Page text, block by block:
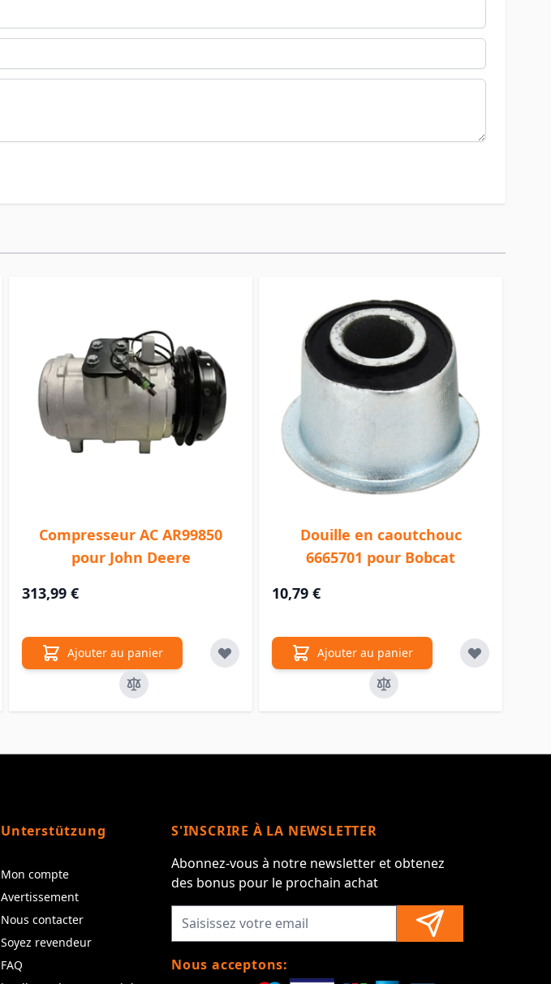
Compresseur AC AR99850
pour John Deere
313,99 €
Ajouter au panier
Douille en caoutchouc
6665701 pour Bobcat
10,79 €
Ajouter au panier
Unterstützung
Mon compte
Avertissement
Nous contacter
Soyez revendeur
FAQ
S'INSCRIRE À LA NEWSLETTER
Abonnez-vous à notre newsletter et obtenez
des bonus pour le prochain achat
Nous acceptons: